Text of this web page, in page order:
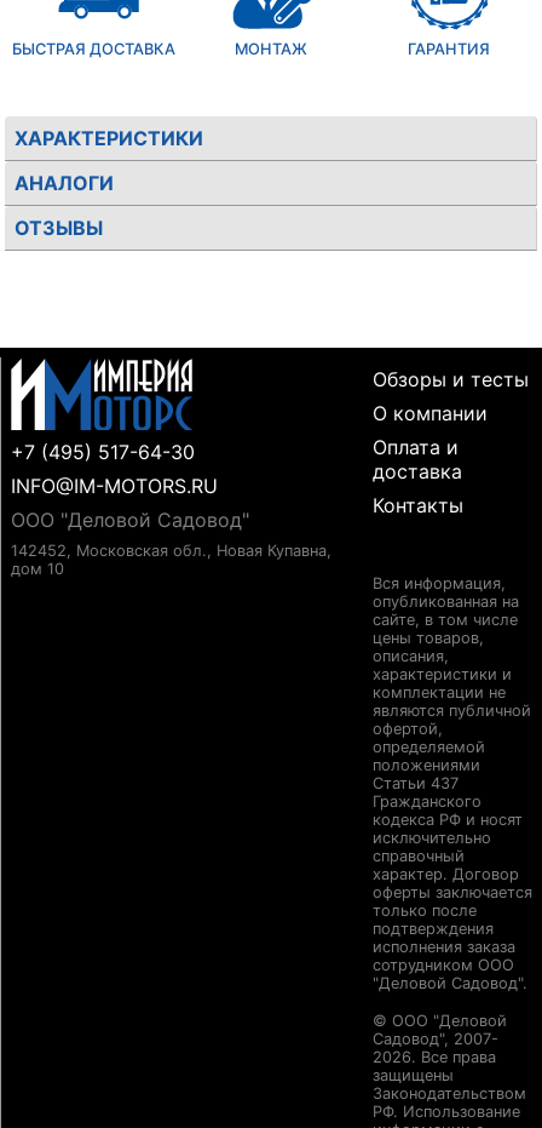
БЫСТРАЯ ДОСТАВКА МОНТАЖ ГАРАНТИЯ
ХАРАКТЕРИСТИКИ
АНАЛОГИ
ОТЗЫВЫ
+7 (495) 517-64-30
INFO@IM-MOTORS.RU
ООО "Деловой Садовод"
142452, Московская обл., Новая Купавна,
дом 10
Обзоры и тесты
О компании
Оплата и
доставка
Контакты
Вся информация,
опубликованная на
сайте, в том числе
цены товаров,
описания,
характеристики и
комплектации не
являются публичной
офертой,
определяемой
положениями
Статьи 437
Гражданского
кодекса РФ и носят
исключительно
справочный
характер. Договор
оферты заключается
только после
подтверждения
исполнения заказа
сотрудником ООО
"Деловой Садовод".
© ООО "Деловой
Садовод", 2007-
2026. Все права
защищены
Законодательством
РФ. Использование